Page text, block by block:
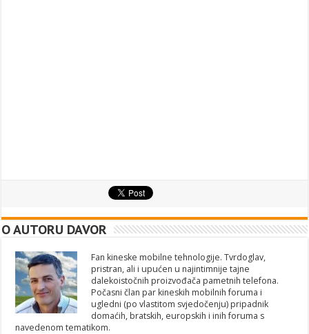
O AUTORU DAVOR
Fan kineske mobilne tehnologije. Tvrdoglav,
pristran, ali i upućen u najintimnije tajne
dalekoistočnih proizvođača pametnih telefona.
Počasni član par kineskih mobilnih foruma i
ugledni (po vlastitom svjedočenju) pripadnik
domaćih, bratskih, europskih i inih foruma s
navedenom tematikom.